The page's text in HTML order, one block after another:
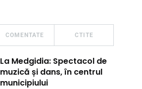
COMENTATE CTITE
La Medgidia: Spectacol de
muzică și dans, în centrul
municipiului